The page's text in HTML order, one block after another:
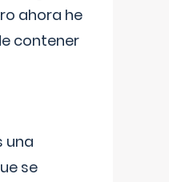
ahora he
contener
una
se